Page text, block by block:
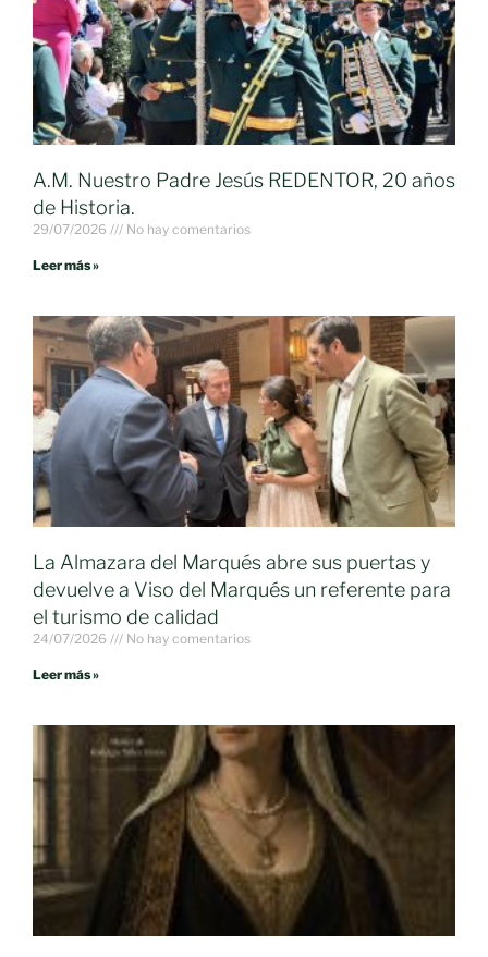
A.M. Nuestro Padre Jesús REDENTOR, 20 años
de Historia.
29/07/2026 No hay comentarios
Leer más »
La Almazara del Marqués abre sus puertas y
devuelve a Viso del Marqués un referente para
el turismo de calidad
24/07/2026 No hay comentarios
Leer más »